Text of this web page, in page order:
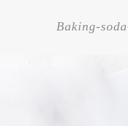
Baking-